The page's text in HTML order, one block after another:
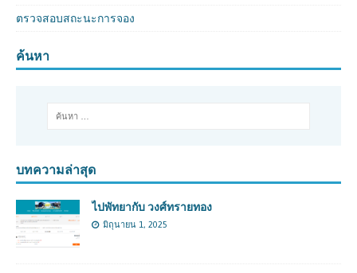
ตรวจสอบสถะนะการจอง
ค้นหา
บทความล่าสุด
ไปพัทยากับ วงศ์ทรายทอง
มิถุนายน 1, 2025